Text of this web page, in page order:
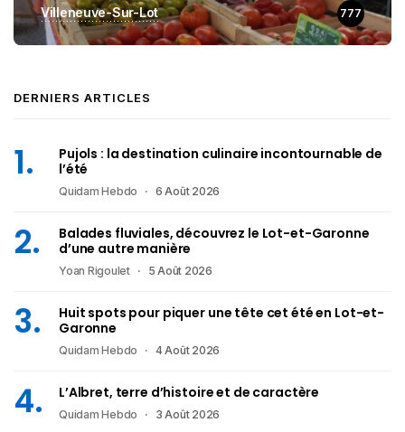
Villeneuve-Sur-Lot 777
DERNIERS ARTICLES
Pujols : la destination culinaire incontournable de
l’été
Quidam Hebdo 6 Août 2026
Balades fluviales, découvrez le Lot-et-Garonne
d’une autre manière
Yoan Rigoulet 5 Août 2026
Huit spots pour piquer une tête cet été en Lot-et-
Garonne
Quidam Hebdo 4 Août 2026
L’Albret, terre d’histoire et de caractère
Quidam Hebdo 3 Août 2026